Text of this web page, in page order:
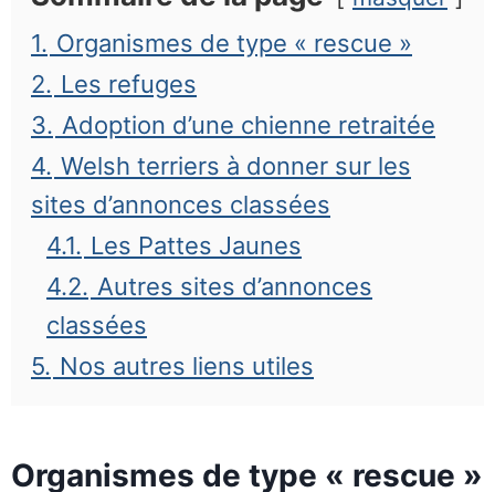
1. Organismes de type « rescue »
2. Les refuges
3. Adoption d’une chienne retraitée
4. Welsh terriers à donner sur les
sites d’annonces classées
4.1. Les Pattes Jaunes
4.2. Autres sites d’annonces
classées
5. Nos autres liens utiles
Organismes de type « rescue »